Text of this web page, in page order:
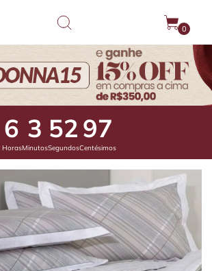
0
6
Horas
3
Minutos
52
Segundos
47
Centésimos